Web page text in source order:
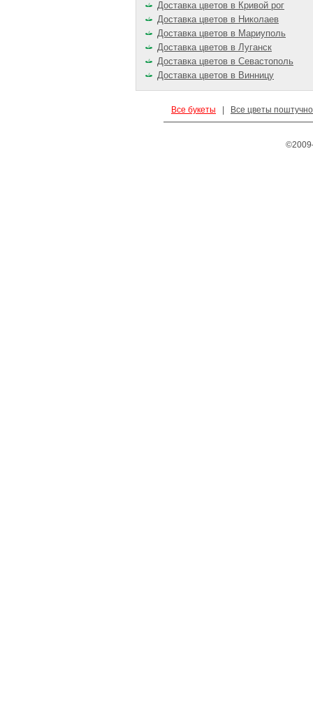
Доставка цветов в Кривой рог
Доставка цветов в Николаев
Доставка цветов в Мариуполь
Доставка цветов в Луганск
Доставка цветов в Севастополь
Доставка цветов в Винницу
Все букеты Все цветы поштучно